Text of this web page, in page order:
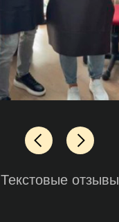
Текстовые отзывы